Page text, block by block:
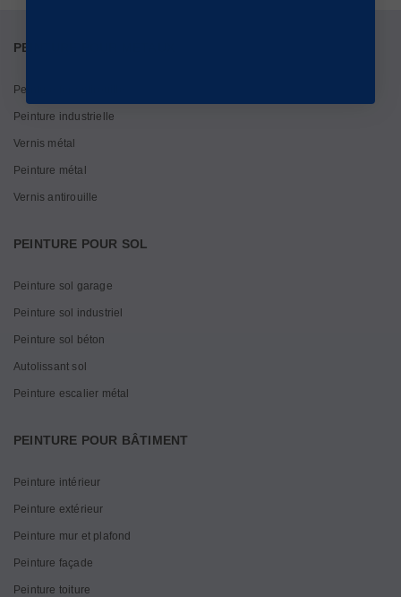
PEINTURE POUR MÉTAUX
Peinture fer antirouille
Peinture industrielle
Vernis métal
Peinture métal
Vernis antirouille
PEINTURE POUR SOL
Peinture sol garage
Peinture sol industriel
Peinture sol béton
Autolissant sol
Peinture escalier métal
PEINTURE POUR BÂTIMENT
Peinture intérieur
Peinture extérieur
Peinture mur et plafond
Peinture façade
Peinture toiture